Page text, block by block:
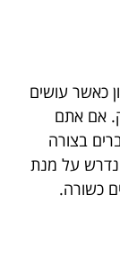
כאשר עושים
אם אתם
בצורה
על מנת
כשורה.